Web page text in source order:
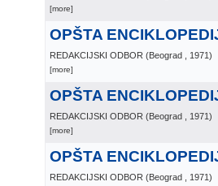
[more]
OPŠTA
REDAKCIJSKI ODBOR (Beograd , 1971)
[more]
OPŠTA
REDAKCIJSKI ODBOR (Beograd , 1971)
[more]
OPŠTA
REDAKCIJSKI ODBOR (Beograd , 1971)